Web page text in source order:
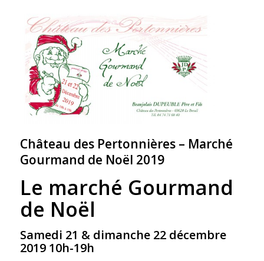
Château des Pertonnières – Marché
Gourmand de Noël 2019
Le marché Gourmand
de Noël
Samedi 21 & dimanche 22 décembre
2019 10h-19h